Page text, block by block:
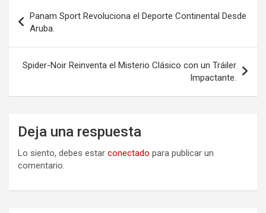
de
entradas
Panam Sport Revoluciona el Deporte Continental Desde
Aruba.
Spider-Noir Reinventa el Misterio Clásico con un Tráiler
Impactante.
Deja una respuesta
Lo siento, debes estar conectado para publicar un
comentario.